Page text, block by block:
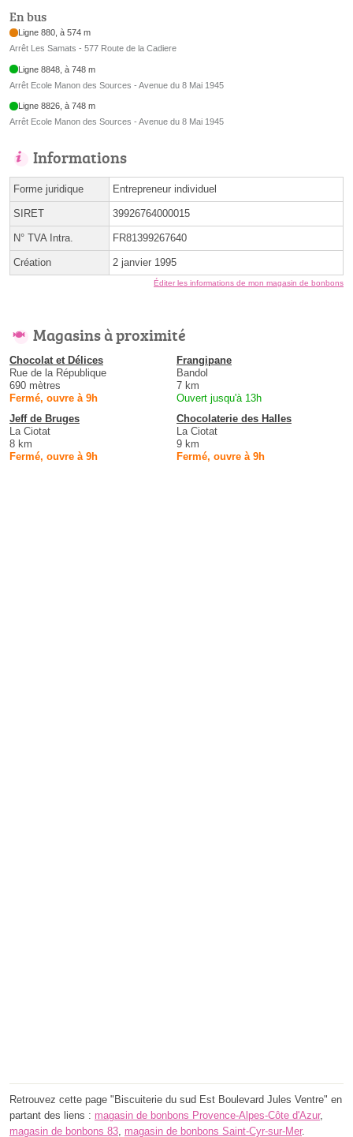
En bus
Ligne 880, à 574 m
Arrêt Les Samats - 577 Route de la Cadiere
Ligne 8848, à 748 m
Arrêt Ecole Manon des Sources - Avenue du 8 Mai 1945
Ligne 8826, à 748 m
Arrêt Ecole Manon des Sources - Avenue du 8 Mai 1945
Informations
Forme juridique Entrepreneur individuel
SIRET 39926764000015
N° TVA Intra. FR81399267640
Création 2 janvier 1995
Éditer les informations de mon magasin de bonbons
Magasins à proximité
Chocolat et Délices
Rue de la République
690 mètres
Fermé, ouvre à 9h
Frangipane
Bandol
7 km
Ouvert jusqu'à 13h
Jeff de Bruges
La Ciotat
8 km
Fermé, ouvre à 9h
Chocolaterie des Halles
La Ciotat
9 km
Fermé, ouvre à 9h
Retrouvez cette page "Biscuiterie du sud Est Boulevard Jules Ventre" en
partant des liens : magasin de bonbons Provence-Alpes-Côte d'Azur,
magasin de bonbons 83, magasin de bonbons Saint-Cyr-sur-Mer.